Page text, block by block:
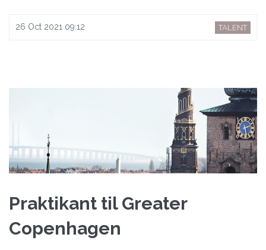
26 Oct 2021 09:12 TALENT
Praktikant til Greater
Copenhagen